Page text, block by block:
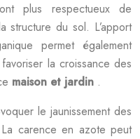
plus respectueux de
structure du sol. L’apport
permet également
la croissance des
maison et jardin .
le jaunissement des
carence en azote peut